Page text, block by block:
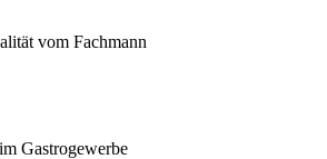
vom Fachmann
Gastrogewerbe